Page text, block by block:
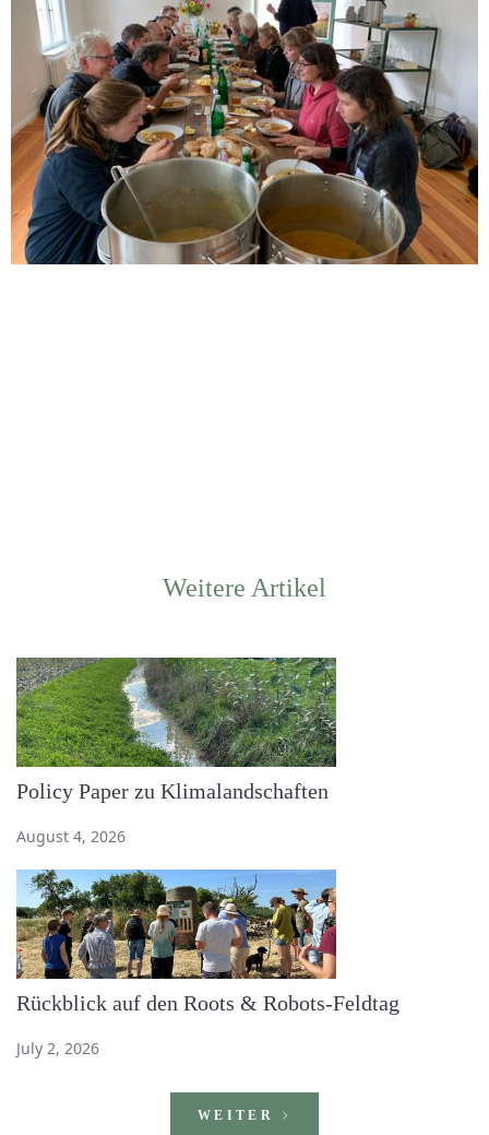
Weitere Artikel
Policy Paper zu Klimalandschaften
August 4, 2026
Rückblick auf den Roots & Robots-Feldtag
July 2, 2026
WEITER